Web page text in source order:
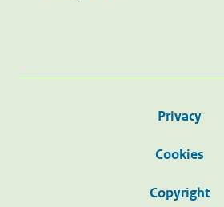
Privacy
Cookies
Copyright